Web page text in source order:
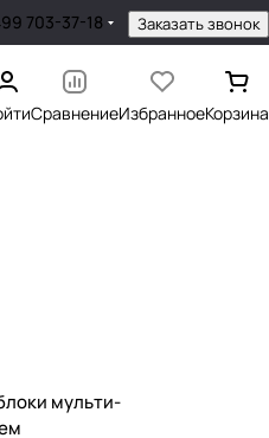
703-37-18 Заказать звонок
СравнениеИзбранноеКорзина
мульти-